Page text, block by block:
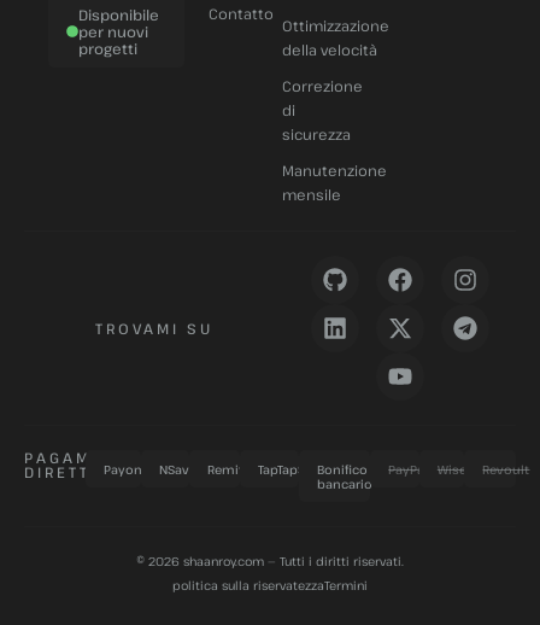
Disponibile
per nuovi
progetti
Contatto
Ottimizzazione
della velocità
Correzione
di
sicurezza
Manutenzione
mensile
TROVAMI SU
PAGAMENTI
DIRETTI PayoneerNSave Remitly TapTapSendBonifico
bancario
PayPal Wise Revoult
© 2026 shaanroy.com — Tutti i diritti riservati.
politica sulla riservatezzaTermini
CS
AR